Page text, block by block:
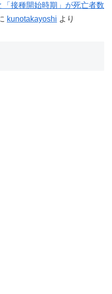
接種開始時期」が死亡者数
kunotakayoshi より